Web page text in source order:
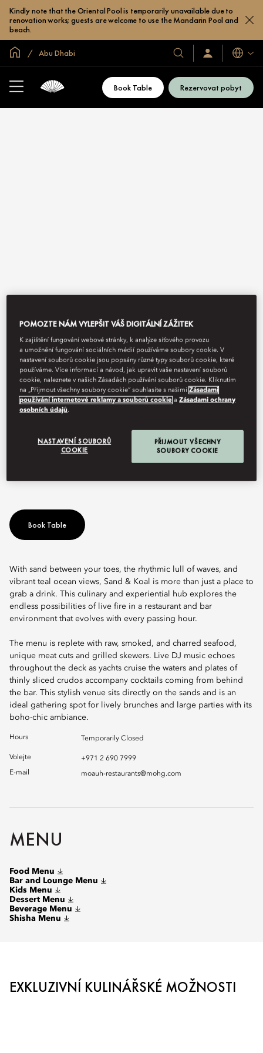
Kindly note that the Oriental Pool is temporarily unavailable due to
renovation works; guests are welcome to use the Mandarin Pool and
beach.
Domovská stránka
Abu Dhabi
Naše
hotely
a
resorty
Přihlaste
se
se
Jazyky
Book Table Rezervovat pobyt
View All
SAND & KOAL
Book Table
With sand between your toes, the rhythmic lull of waves, and
vibrant teal ocean views, Sand & Koal is more than just a place to
grab a drink. This culinary and experiential hub explores the
endless possibilities of live fire in a restaurant and bar
environment that evolves with every passing hour.
The menu is replete with raw, smoked, and charred seafood,
unique meat cuts and grilled skewers. Live DJ music echoes
throughout the deck as yachts cruise the waters and plates of
thinly sliced crudos accompany cocktails coming from behind
the bar. This stylish venue sits directly on the sands and is an
ideal gathering spot for lively brunches and large parties with its
boho-chic ambiance.
Hours Temporarily Closed
Volejte
+971 2 690 7999
E-mail
moauh-restaurants@mohg.com
MENU
Food Menu
Bar and Lounge Menu
Kids Menu
Dessert Menu
Beverage Menu
Shisha Menu
EXKLUZIVNÍ KULINÁŘSKÉ MOŽNOSTI
POMOZTE NÁM VYLEPŠIT VÁŠ DIGITÁLNÍ ZÁŽITEK
K zajištění fungování webové stránky, k analýze síťového provozu
a umožnění fungování sociálních médií používáme soubory cookie. V
nastavení souborů cookie jsou popsány různé typy souborů cookie, které
používáme. Více informací a návod, jak upravit vaše nastavení souborů
cookie, naleznete v našich Zásadách používání souborů cookie. Kliknutím
na „Přijmout všechny soubory cookie“ souhlasíte s našimiZásadami
používání internetové reklamy a souborů cookie aZásadami ochrany
osobních údajů.
NASTAVENÍ SOUBORŮ
COOKIE
PŘIJMOUT VŠECHNY
SOUBORY COOKIE